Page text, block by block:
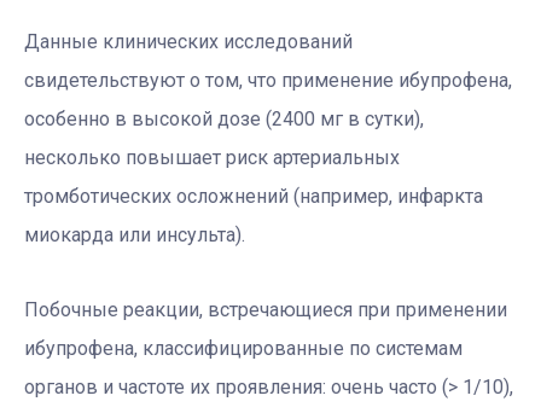
Данные клинических исследований
свидетельствуют о том, что применение ибупрофена,
особенно в высокой дозе (2400 мг в сутки),
несколько повышает риск артериальных
тромботических осложнений (например, инфаркта
миокарда или инсульта).
Побочные реакции, встречающиеся при применении
ибупрофена, классифицированные по системам
органов и частоте их проявления: очень часто (> 1/10),